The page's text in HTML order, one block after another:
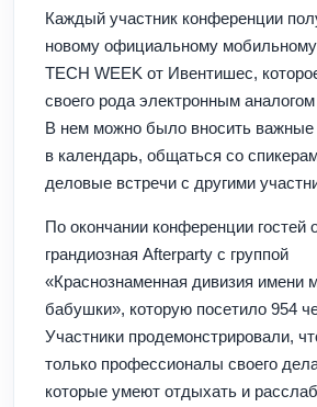
Каждый участник конференции
новому официальному
TECH WEEK от Ивентишес,
своего рода электронным
В нем можно было вносить важные
в календарь, общаться со
деловые встречи с другими
По окончании конференции гостей
грандиозная Afterparty с группой
«Краснознаменная дивизия имени
бабушки», которую посетило 954
Участники продемонстрировали,
только профессионалы своего
которые умеют отдыхать и